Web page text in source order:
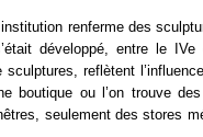
renferme des
développé, entre le
reflètent
boutique ou l’on trouve
seulement des stores